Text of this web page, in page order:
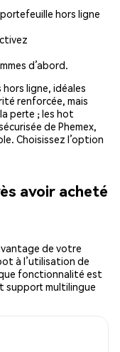
hors ligne
d’abord.
ligne, idéales
renforcée, mais
perte ; les hot
de Phemex,
Choisissez l’option
avoir acheté
de votre
à l’utilisation de
fonctionnalité est
support multilingue